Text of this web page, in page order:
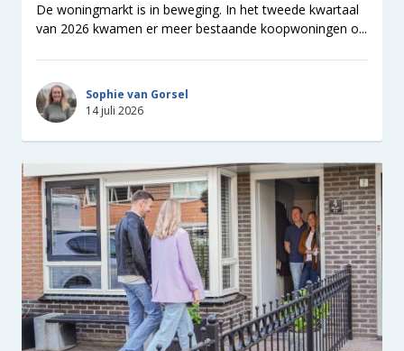
De woningmarkt is in beweging. In het tweede kwartaal
van 2026 kwamen er meer bestaande koopwoningen o...
Sophie van Gorsel
14 juli 2026